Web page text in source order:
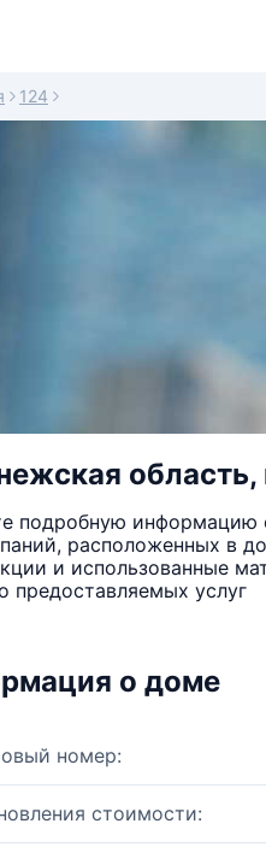
124
область,
подробную информацию
расположенных в
и использованные
предоставляемых услуг
о доме
номер:
стоимости: